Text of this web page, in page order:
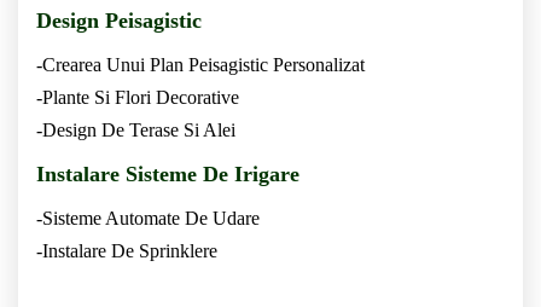
Design Peisagistic
-Crearea Unui Plan Peisagistic Personalizat
-Plante Si Flori Decorative
-Design De Terase Si Alei
Instalare Sisteme De Irigare
-Sisteme Automate De Udare
-Instalare De Sprinklere